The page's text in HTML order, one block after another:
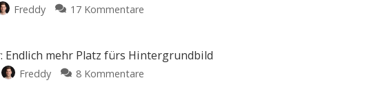
Freddy 17 Kommentare
fürs
Endlich mehr Platz fürs Hintergrundbild
Freddy 8 Kommentare